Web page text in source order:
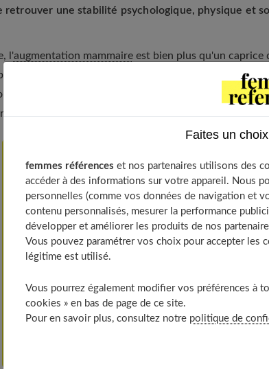
retrouver une stabilité psychologique, physique et
l'augmentation mammaireest bien plus qu'un caprice
les femmes qui souffrent d'hypoplasie, de
abîmés par la maladie, etc. En tant que traitement
professionnel et de bien s'informer avant de se lancer.
Table of Contents
Augmentation mammaire : zoom sur l’hypotrophie
Hypotrophie mammaire et manque de féminité
L’hypotrophie mammaire : les causes
Les différents cas d’hypotrophie mammaire
Une augmentation mammaire pour restructurer le
Augmentation mammaire : les opérations chirurgicales
Un traitement chirurgical pour restructurer les seins
Le choix du chirurgien pour une intervention
Faites un
femmes références et nos partenaires utilisons des
accéder à des informations sur votre appareil. Nous
personnelles (comme vos données de navigation et
contenu personnalisés, mesurer la performance
développer et améliorer les produits de nos
Vous pouvez paramétrer vos choix pour accepter les
légitime est utilisé.
Vous pourrez également modifier vos préférences à
cookies » en bas de page de ce site.
Pour en savoir plus, consultez notre politique de